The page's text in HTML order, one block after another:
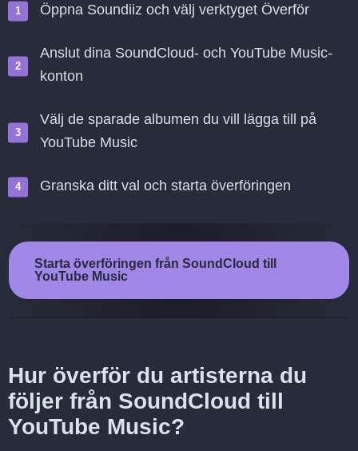
Öppna Soundiiz och välj verktyget Överför
Anslut dina SoundCloud- och YouTube Music-
konton
Välj de sparade albumen du vill lägga till på
YouTube Music
Granska ditt val och starta överföringen
Starta överföringen från SoundCloud till
YouTube Music
Hur överför du artisterna du
följer från SoundCloud till
YouTube Music?